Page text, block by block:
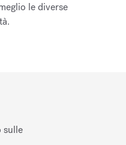
le diverse
sulle